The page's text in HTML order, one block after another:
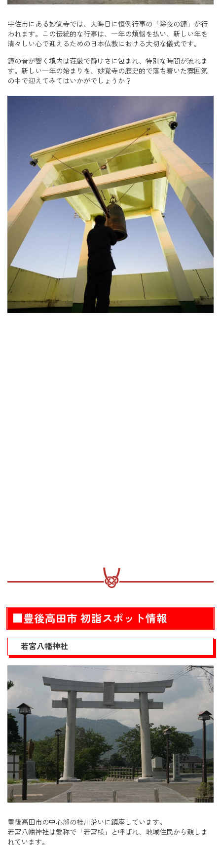
宇佐市にある妙覚寺では、大晦日に恒例行事の「除夜の鐘」が行
われます。この伝統的な行事は、一年の煩悩を払い、新しい年を
清々しい心で迎えるための日本仏教における大切な儀式です。
鐘の音が響く境内は荘厳で静けさに包まれ、特別な時間が流れま
す。新しい一年の始まりを、妙覚寺の歴史的で落ち着いた雰囲気
の中で迎えてみてはいかがでしょうか？
■豊後高田市 初詣スポット情報
若宮八幡神社
豊後高田市の中心部の桂川沿いに鎮座しています。
若宮八幡神社は愛称で「若宮様」と呼ばれ、地域住民から親しま
れています。